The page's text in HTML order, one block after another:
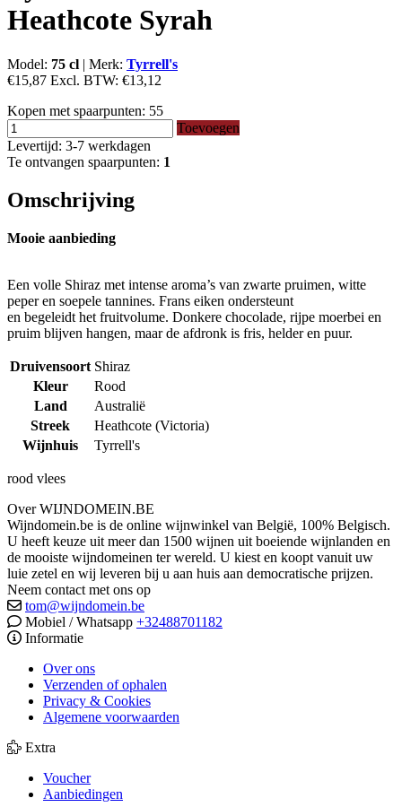
Heathcote Syrah
Model: 75 cl | Merk: Tyrrell's
€15,87 Excl. BTW: €13,12
Kopen met spaarpunten: 55
Toevoegen
Levertijd: 3-7 werkdagen
Te ontvangen spaarpunten: 1
Omschrijving
Mooie aanbieding
Een volle Shiraz met intense aroma’s van zwarte pruimen, witte
peper en soepele tannines. Frans eiken ondersteunt
en begeleidt het fruitvolume. Donkere chocolade, rijpe moerbei en
pruim blijven hangen, maar de afdronk is fris, helder en puur.
Druivensoort Shiraz
Kleur
Rood
Land
Australië
Streek
Heathcote (Victoria)
Wijnhuis
Tyrrell's
rood vlees
Over WIJNDOMEIN.BE
Wijndomein.be is de online wijnwinkel van België, 100% Belgisch.
U heeft keuze uit meer dan 1500 wijnen uit boeiende wijnlanden en
de mooiste wijndomeinen ter wereld. U kiest en koopt vanuit uw
luie zetel en wij leveren bij u aan huis aan democratische prijzen.
Neem contact met ons op
tom@wijndomein.be
Mobiel / Whatsapp +32488701182
Informatie
Over ons
Verzenden of ophalen
Privacy & Cookies
Algemene voorwaarden
Extra
Voucher
Aanbiedingen